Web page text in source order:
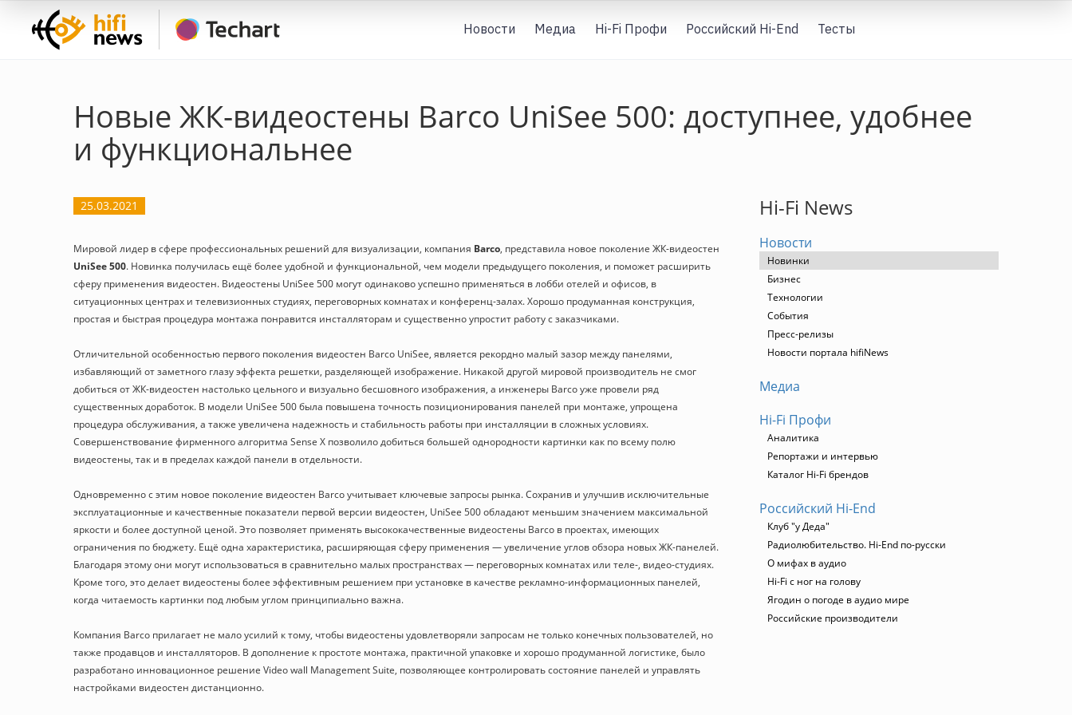
Новости Медиа Hi-Fi Профи Российский Hi-End Тесты
Новые ЖК-видеостены Barco UniSee 500: доступнее, удобнее
и функциональнее
25.03.2021
Мировой лидер в сфере профессиональных решений для визуализации, компания Barco, представила новое поколение ЖК-видеостен
UniSee 500. Новинка получилась ещё более удобной и функциональной, чем модели предыдущего поколения, и поможет расширить
сферу применения видеостен. Видеостены UniSee 500 могут одинаково успешно применяться в лобби отелей и офисов, в
ситуационных центрах и телевизионных студиях, переговорных комнатах и конференц-залах. Хорошо продуманная конструкция,
простая и быстрая процедура монтажа понравится инсталляторам и существенно упростит работу с заказчиками.
Отличительной особенностью первого поколения видеостен Barco UniSee, является рекордно малый зазор между панелями,
избавляющий от заметного глазу эффекта решетки, разделяющей изображение. Никакой другой мировой производитель не смог
добиться от ЖК-видеостен настолько цельного и визуально бесшовного изображения, а инженеры Barco уже провели ряд
существенных доработок. В модели UniSee 500 была повышена точность позиционирования панелей при монтаже, упрощена
процедура обслуживания, а также увеличена надежность и стабильность работы при инсталляции в сложных условиях.
Совершенствование фирменного алгоритма Sense X позволило добиться большей однородности картинки как по всему полю
видеостены, так и в пределах каждой панели в отдельности.
Одновременно с этим новое поколение видеостен Barco учитывает ключевые запросы рынка. Сохранив и улучшив исключительные
эксплуатационные и качественные показатели первой версии видеостен, UniSee 500 обладают меньшим значением максимальной
яркости и более доступной ценой. Это позволяет применять высококачественные видеостены Barco в проектах, имеющих
ограничения по бюджету. Ещё одна характеристика, расширяющая сферу применения — увеличение углов обзора новых ЖК-панелей.
Благодаря этому они могут использоваться в сравнительно малых пространствах — переговорных комнатах или теле-, видео-студиях.
Кроме того, это делает видеостены более эффективным решением при установке в качестве рекламно-информационных панелей,
когда читаемость картинки под любым углом принципиально важна.
Компания Barco прилагает не мало усилий к тому, чтобы видеостены удовлетворяли запросам не только конечных пользователей, но
также продавцов и инсталляторов. В дополнение к простоте монтажа, практичной упаковке и хорошо продуманной логистике, было
разработано инновационное решение Video wall Management Suite, позволяющее контролировать состояние панелей и управлять
настройками видеостен дистанционно.
Hi-Fi News
Новости
Новинки
Бизнес
Технологии
События
Пресс-релизы
Новости портала hifiNews
Медиа
Hi-Fi Профи
Аналитика
Репортажи и интервью
Каталог Hi-Fi брендов
Российский Hi-End
Клуб "у Деда"
Радиолюбительство. Hi-End по-русски
О мифах в аудио
Hi-Fi с ног на голову
Ягодин о погоде в аудио мире
Российские производители